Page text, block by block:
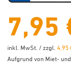
7,95
inkl. MwSt. / zzgl. 4,95
Aufgrund von Miet-